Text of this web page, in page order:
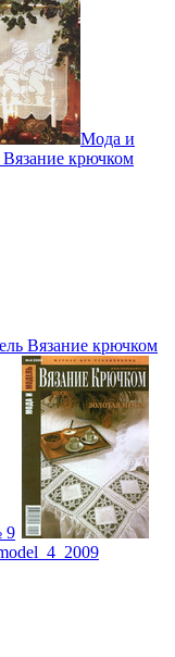
Мода и
крючком
Вязание крючком
9